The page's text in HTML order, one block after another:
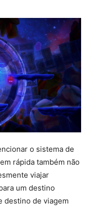
o sistema de
rápida também não
viajar
um destino
destino de viagem